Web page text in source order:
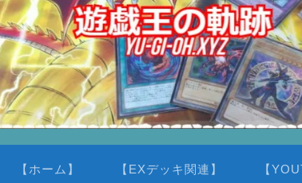
【ホーム】 【EXデッキ関連】 【